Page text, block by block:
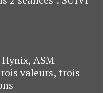
ASM
valeurs, trois